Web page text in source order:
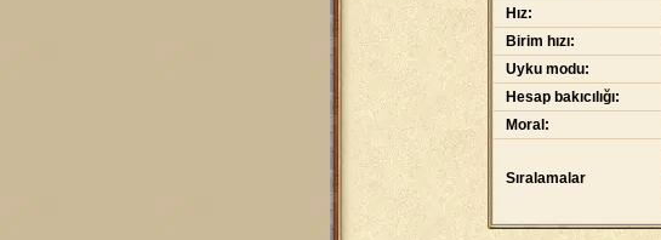
Hız:
Birim hızı:
Uyku modu:
Hesap bakıcılığı:
Moral:
Sıralamalar